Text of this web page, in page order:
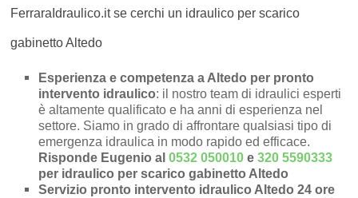
FerraraIdraulico.it se cerchi un idraulico per scarico
gabinetto Altedo
Esperienza e competenza a Altedo per pronto
intervento idraulico: il nostro team di idraulici esperti
è altamente qualificato e ha anni di esperienza nel
settore. Siamo in grado di affrontare qualsiasi tipo di
emergenza idraulica in modo rapido ed efficace.
Risponde Eugenio al0532 050010 e320 5590333
per idraulico per scarico gabinetto Altedo
Servizio pronto intervento idraulico Altedo 24 ore